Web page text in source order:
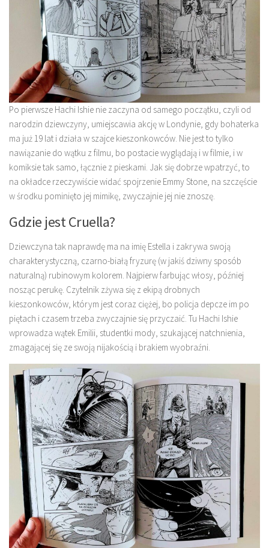
Po pierwsze Hachi Ishie nie zaczyna od samego początku, czyli od
narodzin dziewczyny, umiejscawia akcję w Londynie, gdy bohaterka
ma już 19 lat i działa w szajce kieszonkowców. Nie jest to tylko
nawiązanie do wątku z filmu, bo postacie wyglądają i w filmie, i w
komiksie tak samo, łącznie z pieskami. Jak się dobrze wpatrzyć, to
na okładce rzeczywiście widać spojrzenie Emmy Stone, na szczęście
w środku pominięto jej mimikę, zwyczajnie jej nie znoszę.
Gdzie jest Cruella?
Dziewczyna tak naprawdę ma na imię Estella i zakrywa swoją
charakterystyczną, czarno-białą fryzurę (w jakiś dziwny sposób
naturalną) rubinowym kolorem. Najpierw farbując włosy, później
nosząc perukę. Czytelnik zżywa się z ekipą drobnych
kieszonkowców, którym jest coraz ciężej, bo policja depcze im po
piętach i czasem trzeba zwyczajnie się przyczaić. Tu Hachi Ishie
wprowadza wątek Emilii, studentki mody, szukającej natchnienia,
zmagającej się ze swoją nijakością i brakiem wyobraźni.